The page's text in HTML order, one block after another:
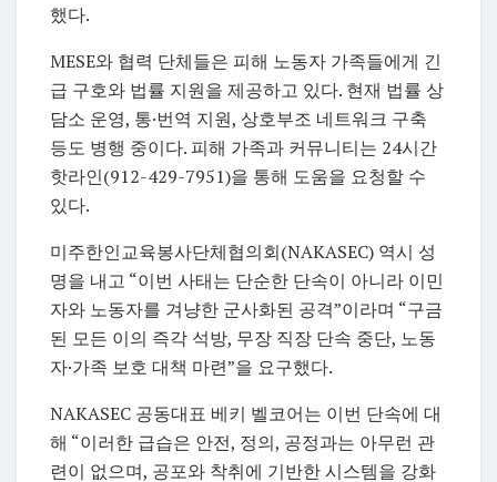
했다.
MESE와 협력 단체들은 피해 노동자 가족들에게 긴
급 구호와 법률 지원을 제공하고 있다. 현재 법률 상
담소 운영, 통·번역 지원, 상호부조 네트워크 구축
등도 병행 중이다. 피해 가족과 커뮤니티는 24시간
핫라인(912-429-7951)을 통해 도움을 요청할 수
있다.
미주한인교육봉사단체협의회(NAKASEC) 역시 성
명을 내고 “이번 사태는 단순한 단속이 아니라 이민
자와 노동자를 겨냥한 군사화된 공격”이라며 “구금
된 모든 이의 즉각 석방, 무장 직장 단속 중단, 노동
자·가족 보호 대책 마련”을 요구했다.
NAKASEC 공동대표 베키 벨코어는 이번 단속에 대
해 “이러한 급습은 안전, 정의, 공정과는 아무런 관
련이 없으며, 공포와 착취에 기반한 시스템을 강화